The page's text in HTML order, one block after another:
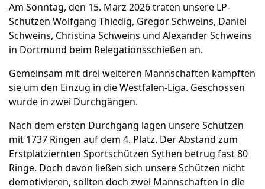
Am Sonntag, den 15. März 2026 traten unsere LP-
Schützen Wolfgang Thiedig, Gregor Schweins, Daniel
Schweins, Christina Schweins und Alexander Schweins
in Dortmund beim Relegationsschießen an.
Gemeinsam mit drei weiteren Mannschaften kämpften
sie um den Einzug in die Westfalen-Liga. Geschossen
wurde in zwei Durchgängen.
Nach dem ersten Durchgang lagen unsere Schützen
mit 1737 Ringen auf dem 4. Platz. Der Abstand zum
Erstplatziernten Sportschützen Sythen betrug fast 80
Ringe. Doch davon ließen sich unsere Schützen nicht
demotivieren, sollten doch zwei Mannschaften in die